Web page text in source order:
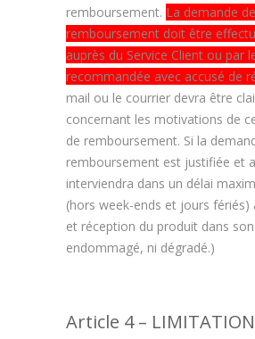
remboursement. La demande de
remboursement doit être
auprès du Service Client ou par
recommandée avec accusé de
mail ou le courrier devra être
concernant les motivations de
de remboursement. Si la
remboursement est justifiée et
interviendra dans un délai
(hors week-ends et jours fériés)
et réception du produit dans
endommagé, ni dégradé.)
Article 4 –